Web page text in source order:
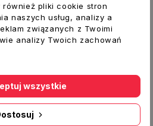
160
również pliki cookie stron
naszych usług, analizy a
związanych z Twoimi
analizy Twoich zachowań
wszystkie